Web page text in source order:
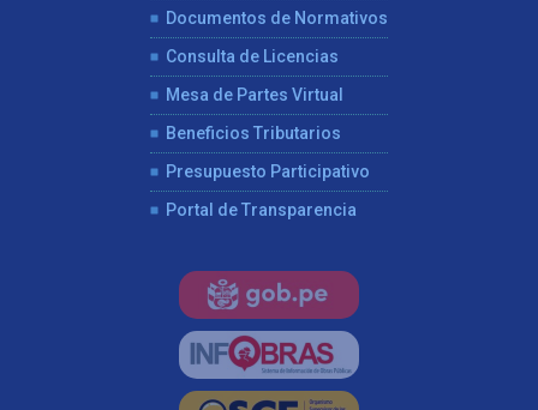
Documentos de Normativos
Consulta de Licencias
Mesa de Partes Virtual
Beneficios Tributarios
Presupuesto Participativo
Portal de Transparencia